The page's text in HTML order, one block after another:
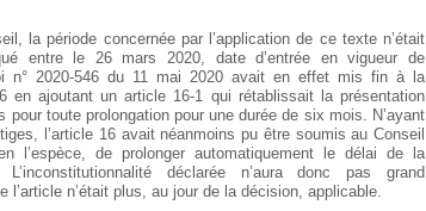
la période concernée par l’application de ce texte n’était
entre le 26 mars 2020, date d’entrée en vigueur de
n° 2020-546 du 11 mai 2020 avait en effet mis fin à la
en ajoutant un article 16-1 qui rétablissait la présentation
toute prolongation pour une durée de six mois. N’ayant
l’article 16 avait néanmoins pu être soumis au Conseil
l’espèce, de prolonger automatiquement le délai de la
déclarée n’aura donc pas grand
n’était plus, au jour de la décision, applicable.